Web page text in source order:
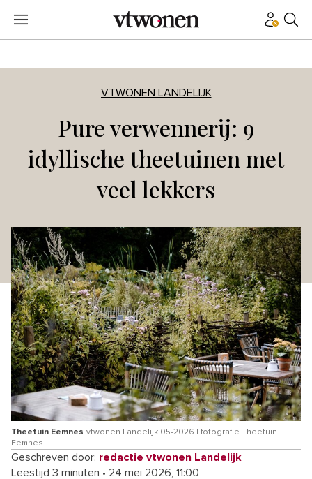
VTWONEN LANDELIJK
Pure verwennerij: 9
idyllische theetuinen met
veel lekkers
Theetuin Eemnes vtwonen Landelijk 05-2026 | fotografie Theetuin
Eemnes
Geschreven door: redactie vtwonen Landelijk
Leestijd 3 minuten • 24 mei 2026, 11:00